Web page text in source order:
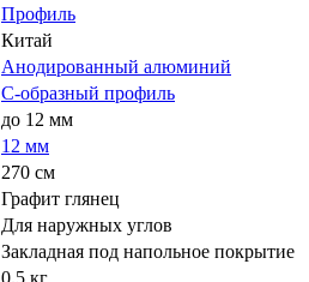
Профиль
Китай
Анодированный алюминий
С-образный профиль
до 12 мм
12 мм
270 см
Графит глянец
Для наружных углов
Закладная под напольное покрытие
0.5 кг